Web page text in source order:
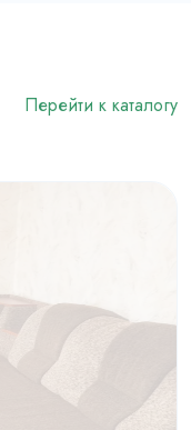
Перейти к каталогу